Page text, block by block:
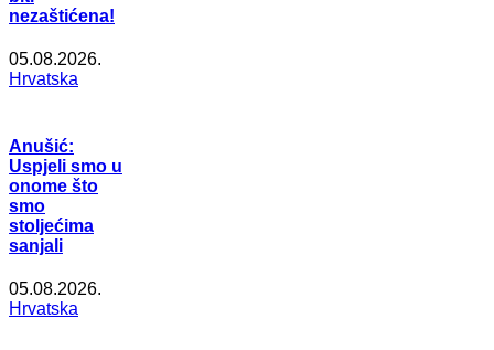
nezaštićena!
05.08.2026.
Hrvatska
Anušić:
Uspjeli smo u
onome što
smo
stoljećima
sanjali
05.08.2026.
Hrvatska